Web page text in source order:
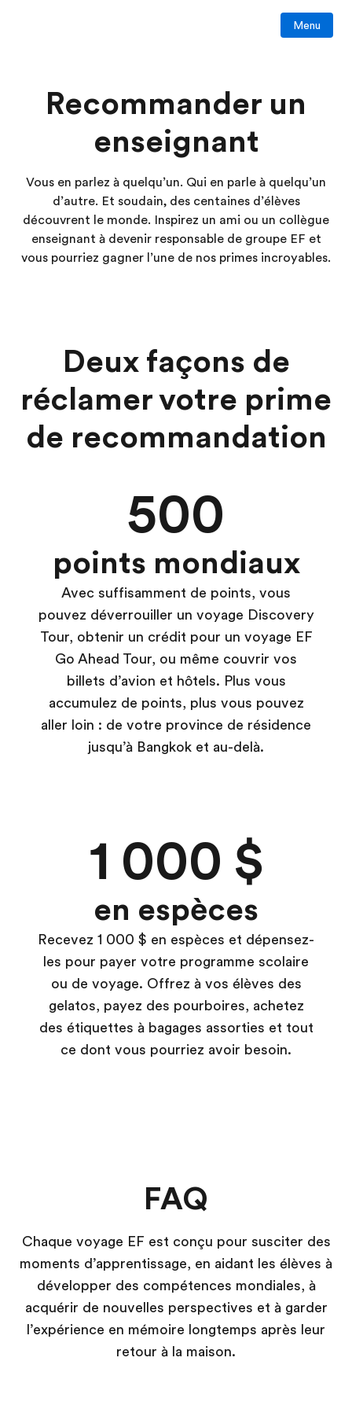
Menu
Recommander un
enseignant
Vous en parlez à quelqu’un. Qui en parle à quelqu’un
d’autre. Et soudain, des centaines d’élèves
découvrent le monde. Inspirez un ami ou un collègue
enseignant à devenir responsable de groupe EF et
vous pourriez gagner l’une de nos primes incroyables.
Deux façons de
réclamer votre prime
de recommandation
500
points mondiaux
Avec suffisamment de points, vous
pouvez déverrouiller un voyage Discovery
Tour, obtenir un crédit pour un voyage EF
Go Ahead Tour, ou même couvrir vos
billets d’avion et hôtels. Plus vous
accumulez de points, plus vous pouvez
aller loin : de votre province de résidence
jusqu’à Bangkok et au-delà.
1 000 $
en espèces
Recevez 1 000 $ en espèces et dépensez-
les pour payer votre programme scolaire
ou de voyage. Offrez à vos élèves des
gelatos, payez des pourboires, achetez
des étiquettes à bagages assorties et tout
ce dont vous pourriez avoir besoin.
FAQ
Chaque voyage EF est conçu pour susciter des
moments d’apprentissage, en aidant les élèves à
développer des compétences mondiales, à
acquérir de nouvelles perspectives et à garder
l’expérience en mémoire longtemps après leur
retour à la maison.